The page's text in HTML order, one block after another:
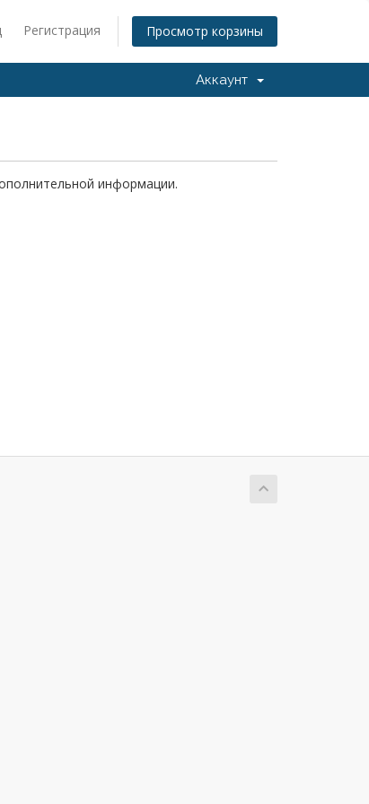
Регистрация Просмотр корзины
Аккаунт
информации.